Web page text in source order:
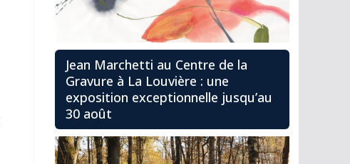
Jean Marchetti au Centre de la
Gravure à La Louvière : une
exposition exceptionnelle jusqu’au
30 août